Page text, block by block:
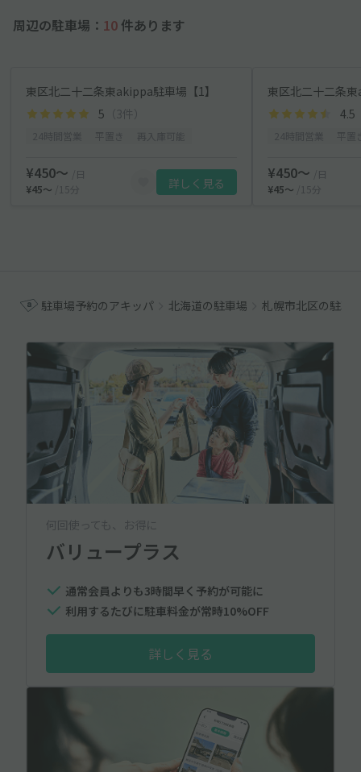
周辺の駐車場： 10 件あります
東区北二十二条東akippa駐車場【1】
5 （3件）
¥450〜
/日
¥45〜
/15分 詳しく見る
東区北二十二条
4.5
¥450〜
/日
¥45〜
/15分
駐車場予約のアキッパ 北海道の駐車場 札幌市北区の駐車
何回使っても、お得に
バリュープラス
通常会員よりも3時間早く予約が可能に
利用するたびに駐車料金が常時10%OFF
詳しく見る